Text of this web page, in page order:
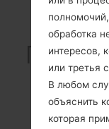
SM-
обработка
интересов,
или третья
В любом
объяснить
которая